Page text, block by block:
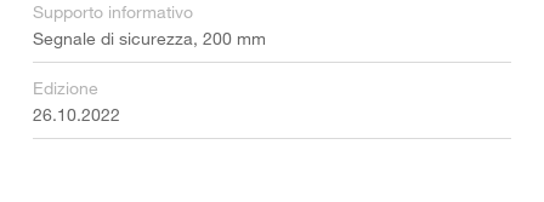
Supporto informativo
Segnale di sicurezza, 200 mm
Edizione
26.10.2022